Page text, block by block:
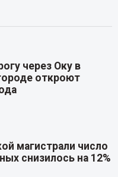
через Оку в
откроют
магистрали число
снизилось на 12%